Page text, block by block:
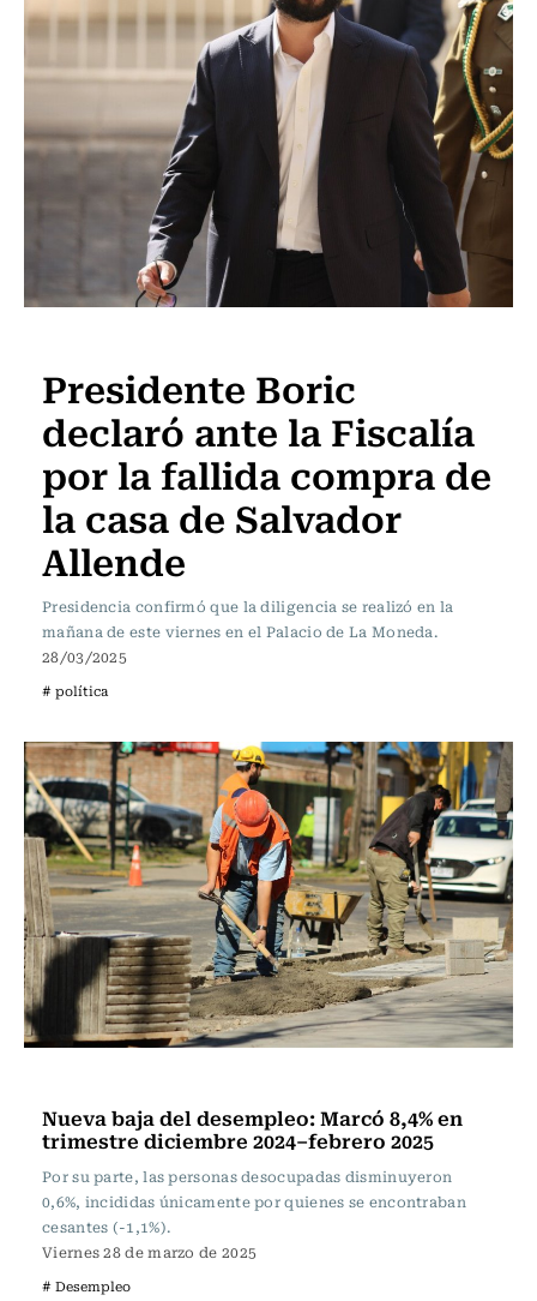
Presidente Boric
declaró ante la Fiscalía
por la fallida compra de
la casa de Salvador
Allende
Presidencia confirmó que la diligencia se realizó en la
mañana de este viernes en el Palacio de La Moneda.
28/03/2025
# política
Nueva baja del desempleo: Marcó 8,4% en
trimestre diciembre 2024–febrero 2025
Por su parte, las personas desocupadas disminuyeron
0,6%, incididas únicamente por quienes se encontraban
cesantes (-1,1%).
Viernes 28 de marzo de 2025
# Desempleo